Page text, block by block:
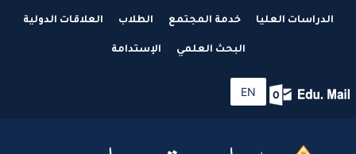
الدراسات العليا خدمة المجتمع الطلاب العلاقات الدولية
البحث العلمي الإستدامة
EN